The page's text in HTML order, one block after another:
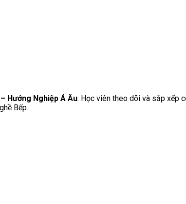
Hướng Nghiệp Á Âu. Học viên theo dõi và sắp xếp
Bếp.